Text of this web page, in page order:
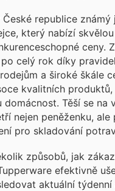
republice známý
který nabízí
ceny.
celý rok díky
a široké škále
kvalitních
Těší se na
nejen peněženku, ale
pro skladování
způsobů, jak
efektivně
aktuální týdenní